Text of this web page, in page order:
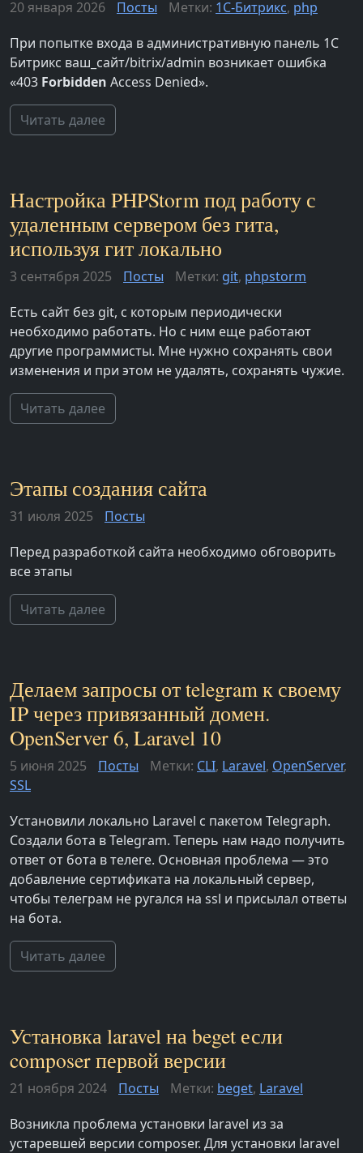
20 января 2026 Посты Метки: 1С-Битрикс, php
При попытке входа в административную панель 1С
Битрикс ваш_сайт/bitrix/admin возникает ошибка
«403 Forbidden Access Denied».
Читать далее
Настройка PHPStorm под работу с
удаленным сервером без гита,
используя гит локально
3 сентября 2025 Посты Метки: git, phpstorm
Есть сайт без git, с которым периодически
необходимо работать. Но с ним еще работают
другие программисты. Мне нужно сохранять свои
изменения и при этом не удалять, сохранять чужие.
Читать далее
Этапы создания сайта
31 июля 2025
Посты
Перед разработкой сайта необходимо обговорить
все этапы
Читать далее
Делаем запросы от telegram к своему
IP через привязанный домен.
OpenServer 6, Laravel 10
5 июня 2025 Посты Метки: CLI, Laravel, OpenServer,
SSL
Установили локально Laravel с пакетом Telegraph.
Создали бота в Telegram. Теперь нам надо получить
ответ от бота в телеге. Основная проблема — это
добавление сертификата на локальный сервер,
чтобы телеграм не ругался на ssl и присылал ответы
на бота.
Читать далее
Установка laravel на beget если
composer первой версии
21 ноября 2024 Посты Метки: beget, Laravel
Возникла проблема установки laravel из за
устаревшей версии composer. Для установки laravel